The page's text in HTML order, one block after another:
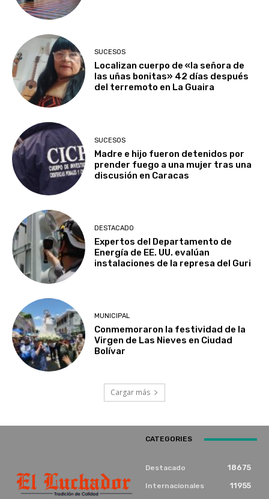
SUCESOS
Localizan cuerpo de «la señora de
las uñas bonitas» 42 días después
del terremoto en La Guaira
SUCESOS
Madre e hijo fueron detenidos por
prender fuego a una mujer tras una
discusión en Caracas
DESTACADO
Expertos del Departamento de
Energía de EE. UU. evalúan
instalaciones de la represa del Guri
MUNICIPAL
Conmemoraron la festividad de la
Virgen de Las Nieves en Ciudad
Bolívar
Cargar más
CATEGORIES
Destacado 18675
Internacionales 11955